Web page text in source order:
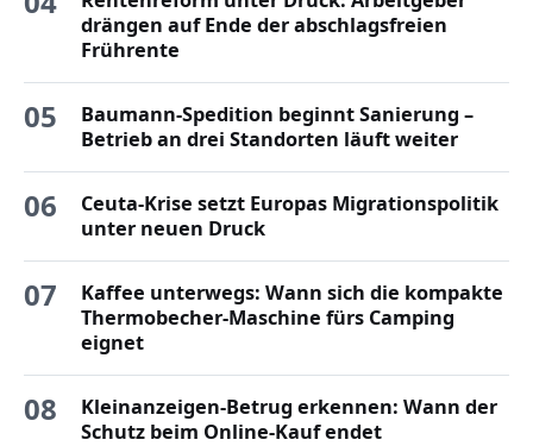
drängen auf Ende der abschlagsfreien
Frührente
05
Baumann-Spedition beginnt Sanierung –
Betrieb an drei Standorten läuft weiter
06
Ceuta-Krise setzt Europas Migrationspolitik
unter neuen Druck
07
Kaffee unterwegs: Wann sich die kompakte
Thermobecher-Maschine fürs Camping
eignet
08
Kleinanzeigen-Betrug erkennen: Wann der
Schutz beim Online-Kauf endet